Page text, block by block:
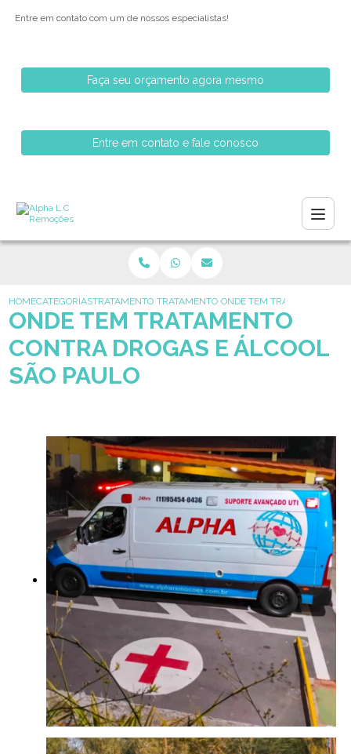
Entre em contato com um de nossos especialistas!
Faça seu orçamento agora mesmo
Entre em contato e fale conosco
HOMECATEGORIASTRATAMENTO PARA ALCOOLISMO
TRATAMENTO PARA DEPENDENTES DE
ONDE TEM TRATAMENTO
ONDE TEM TRATAMENTO
CONTRA DROGAS E ÁLCOOL
SÃO PAULO